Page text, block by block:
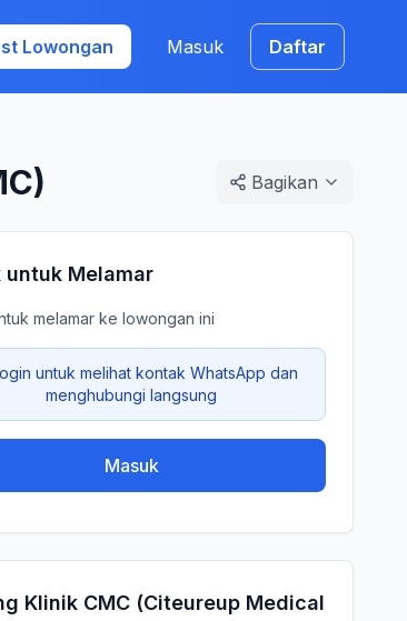
Lowongan Masuk Daftar
Bagikan
untuk Melamar
melamar ke lowongan ini
untuk melihat kontak WhatsApp dan
menghubungi langsung
Masuk
Klinik CMC (Citeureup Medical